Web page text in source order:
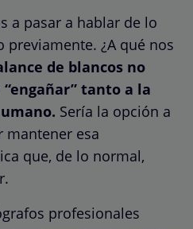
a pasar a hablar de lo
¿A qué nos
de blancos no
tanto a la
Sería la opción a
mantener esa
que, de lo normal,
profesionales